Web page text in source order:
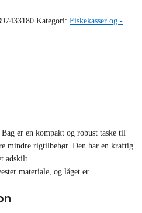
Kategori: Fiskekasser og -
er en kompakt og robust taske til
mindre rigtilbehør. Den har en kraftig
adskilt.
materiale, og låget er